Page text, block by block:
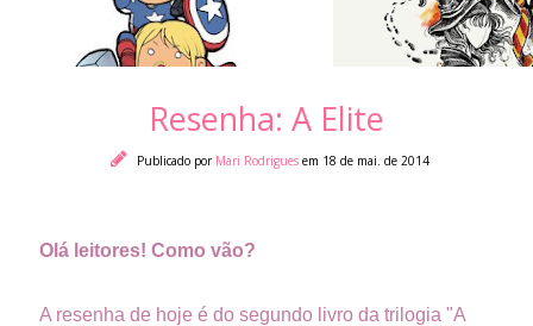
Resenha: A Elite
Publicado por Mari Rodrigues em 18 de mai. de 2014
Olá leitores! Como vão?
A resenha de hoje é do segundo livro da trilogia "A